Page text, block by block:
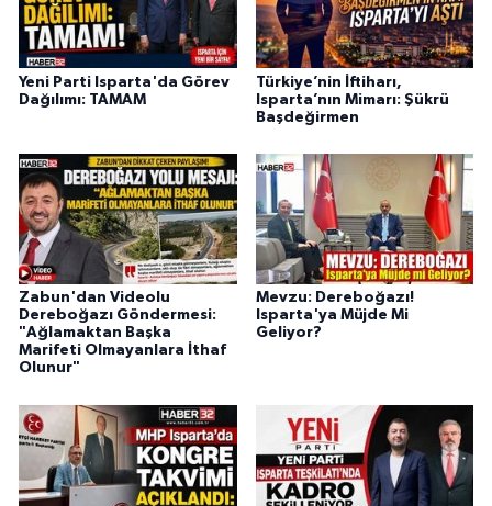
Yeni Parti Isparta'da Görev
Dağılımı: TAMAM
Türkiye’nin İftiharı,
Isparta’nın Mimarı: Şükrü
Başdeğirmen
Zabun'dan Videolu
Dereboğazı Göndermesi:
"Ağlamaktan Başka
Marifeti Olmayanlara İthaf
Olunur"
Mevzu: Dereboğazı!
Isparta'ya Müjde Mi
Geliyor?